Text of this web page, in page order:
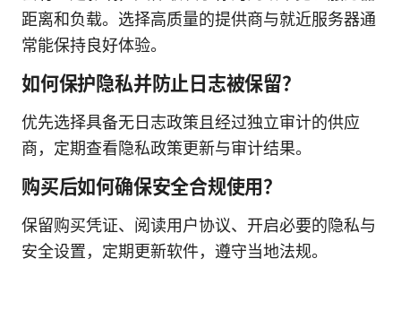
距离和负载。选择高质量的提供商与就近服务器通
常能保持良好体验。
如何保护隐私并防止日志被保留？
优先选择具备无日志政策且经过独立审计的供应
商，定期查看隐私政策更新与审计结果。
购买后如何确保安全合规使用？
保留购买凭证、阅读用户协议、开启必要的隐私与
安全设置，定期更新软件，遵守当地法规。